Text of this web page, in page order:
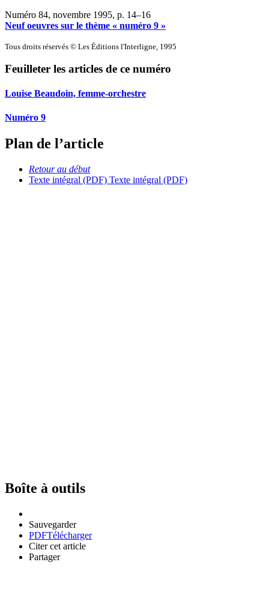
Numéro 84, novembre 1995, p. 14–16
Neuf oeuvres sur le thème « numéro 9 »
Tous droits réservés © Les Éditions l'Interligne, 1995
Feuilleter les articles de ce numéro
Louise Beaudoin, femme-orchestre
Numéro 9
Plan de l’article
Retour au début
Texte intégral (PDF) Texte intégral (PDF)
Boîte à outils
Sauvegarder
PDFTélécharger
Citer cet article
Partager